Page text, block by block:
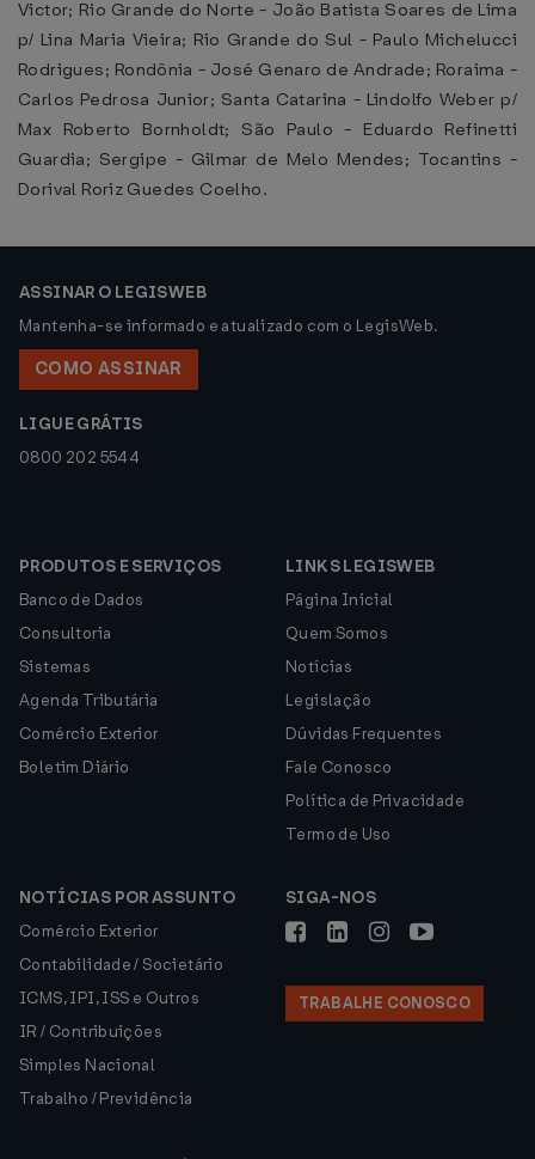
Victor; Rio Grande do Norte - João Batista Soares de Lima
p/ Lina Maria Vieira; Rio Grande do Sul - Paulo Michelucci
Rodrigues; Rondônia - José Genaro de Andrade; Roraima -
Carlos Pedrosa Junior; Santa Catarina - Lindolfo Weber p/
Max Roberto Bornholdt; São Paulo - Eduardo Refinetti
Guardia; Sergipe - Gilmar de Melo Mendes; Tocantins -
Dorival Roriz Guedes Coelho.
ASSINAR O LEGISWEB
Mantenha-se informado e atualizado com o LegisWeb.
COMO ASSINAR
LIGUE GRÁTIS
0800 202 5544
PRODUTOS E SERVIÇOS
Banco de Dados
Consultoria
Sistemas
Agenda Tributária
Comércio Exterior
Boletim Diário
LINKS LEGISWEB
Página Inicial
Quem Somos
Notícias
Legislação
Dúvidas Frequentes
Fale Conosco
Política de Privacidade
Termo de Uso
NOTÍCIAS POR ASSUNTO
Comércio Exterior
Contabilidade / Societário
ICMS, IPI, ISS e Outros
IR / Contribuições
Simples Nacional
Trabalho / Previdência
SIGA-NOS
TRABALHE CONOSCO